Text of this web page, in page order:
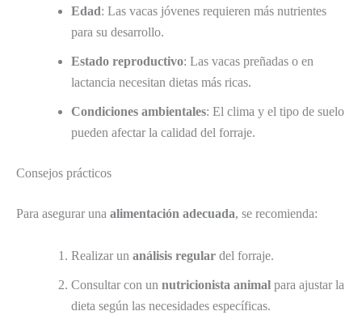
Edad: Las vacas jóvenes requieren más nutrientes
para su desarrollo.
Estado reproductivo: Las vacas preñadas o en
lactancia necesitan dietas más ricas.
Condiciones ambientales: El clima y el tipo de suelo
pueden afectar la calidad del forraje.
Consejos prácticos
Para asegurar una alimentación adecuada, se recomienda:
Realizar un análisis regular del forraje.
Consultar con un nutricionista animal para ajustar la
dieta según las necesidades específicas.